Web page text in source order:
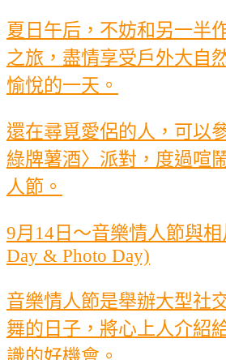
夏日午后，不妨和另一半
之旅，盡情享受戶外大自
愉悅的一天。
還在尋覓愛侶的人，可以
綠牌薯酒〉派對，度過喧
人節。
9月14日～音樂情人節與
Day & Photo Day)
音樂情人節是舉辦大型社
舞的日子，將心上人介紹
識的好機會。